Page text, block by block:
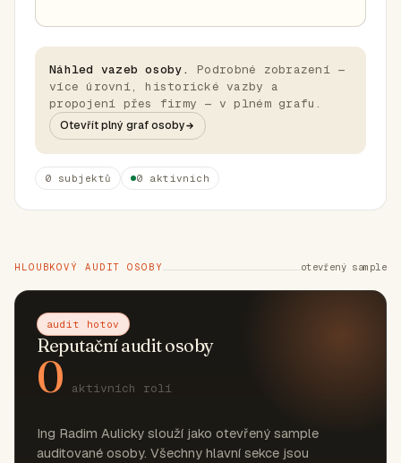
Náhled vazeb osoby.
Podrobné zobrazení —
více úrovní, historické vazby a
propojení přes firmy — v plném grafu.
Otevřít plný graf osoby
0 subjektů 0 aktivních
HLOUBKOVÝ AUDIT OSOBY otevřený sample
audit hotov
Reputační audit osoby
0 aktivních rolí
Ing Radim Aulicky slouží jako otevřený sample
auditované osoby. Všechny hlavní sekce jsou